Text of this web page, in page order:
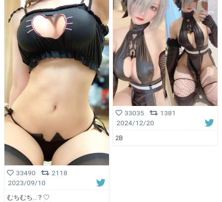
33490
2118
2023/09/10
むちむち…？♡
33035
1381
2024/12/20
2B